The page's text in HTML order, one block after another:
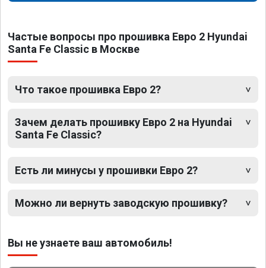
Частые вопросы про прошивка Евро 2 Hyundai
Santa Fe Classic в Москве
Что такое прошивка Евро 2?
Зачем делать прошивку Евро 2 на Hyundai
Santa Fe Classic?
Есть ли минусы у прошивки Евро 2?
Можно ли вернуть заводскую прошивку?
Вы не узнаете ваш автомобиль!